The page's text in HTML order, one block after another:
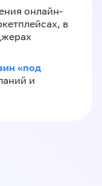
онлайн-
в
«‎под
и